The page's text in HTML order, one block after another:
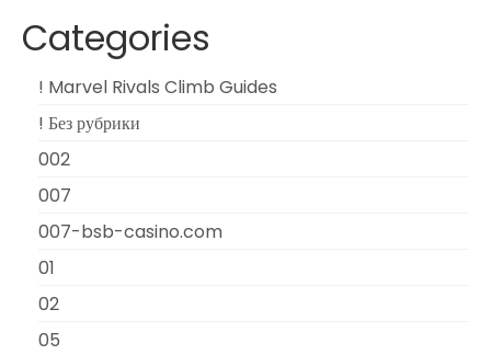
Categories
! Marvel Rivals Climb Guides
! Без рубрики
002
007
007-bsb-casino.com
01
02
05